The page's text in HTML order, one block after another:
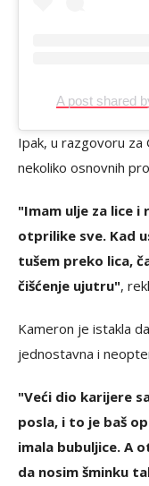
A post shared
Ipak, u razgovoru za
nekoliko osnovnih
"Imam ulje za lice
otprilike sve. Kad
tušem preko lica,
čišćenje ujutru",
Kameron je istakla
jednostavna i
"Veći dio karijere
posla, i to je baš
imala bubuljice. A
da nosim šminku